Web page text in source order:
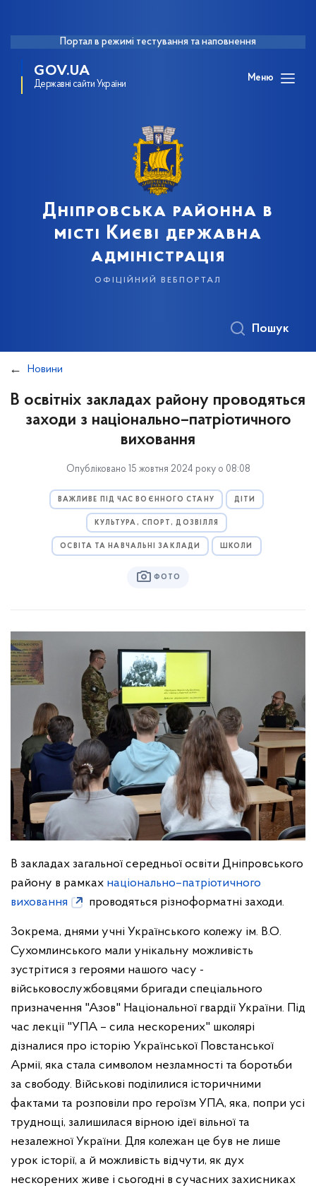
Портал в режимі тестування та наповнення
GOV.UA
Державні сайти України
Меню
Дніпровська районна в
місті Києві державна
адміністрація
офіційний вебпортал
Пошук
Новини
В освітніх закладах району проводяться
заходи з національно–патріотичного
виховання
Опубліковано 15 жовтня 2024 року о 08:08
ВАЖЛИВЕ ПІД ЧАС ВОЄННОГО СТАНУ ДІТИ
КУЛЬТУРА, СПОРТ, ДОЗВІЛЛЯ
ОСВІТА ТА НАВЧАЛЬНІ ЗАКЛАДИ ШКОЛИ
ФОТО
В закладах загальної середньої освіти Дніпровського
району в рамках національно–патріотичного
виховання
проводяться різноформатні заходи.
Зокрема, днями учні Українського колежу ім. В.О.
Сухомлинського мали унікальну можливість
зустрітися з героями нашого часу -
військовослужбовцями бригади спеціального
призначення "Азов" Національної гвардії України. Під
час лекції "УПА – сила нескорених" школярі
дізналися про історію Української Повстанської
Армії, яка стала символом незламності та боротьби
за свободу. Військові поділилися історичними
фактами та розповіли про героїзм УПА, яка, попри усі
труднощі, залишилася вірною ідеї вільної та
незалежної України. Для колежан це був не лише
урок історії, а й можливість відчути, як дух
нескорених живе і сьогодні в сучасних захисниках